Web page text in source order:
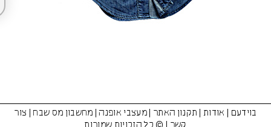
בוידעם אודות| תקנון האתר |מעצבי אופנה| מחשבון מס שבח
צור
קשר
| © כל הזכויות שמורות